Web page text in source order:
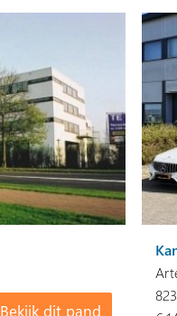
Bekijk dit pand